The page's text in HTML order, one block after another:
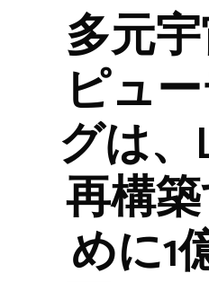
多元
ピュ
グは、
再構
めに1